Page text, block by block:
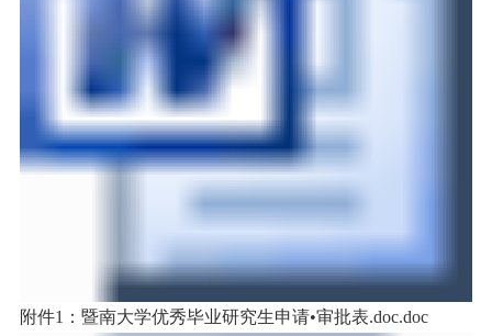
附件1：暨南大学优秀毕业研究生申请•审批表.doc.doc